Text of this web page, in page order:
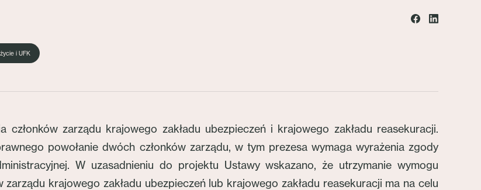
i UFK
członków zarządu krajowego zakładu ubezpieczeń i krajowego zakładu reasekuracji.
powołanie dwóch członków zarządu, w tym prezesa wymaga wyrażenia zgody
W uzasadnieniu do projektu Ustawy wskazano, że utrzymanie wymogu
krajowego zakładu ubezpieczeń lub krajowego zakładu reasekuracji ma na celu